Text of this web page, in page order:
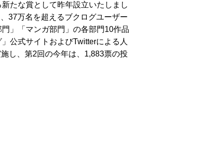
たな賞として昨年設立いたしまし
37万名を超えるブクログユーザー
」「マンガ部門」の各部門10作品
公式サイトおよびTwitterによる人
し、第2回の今年は、1,883票の投